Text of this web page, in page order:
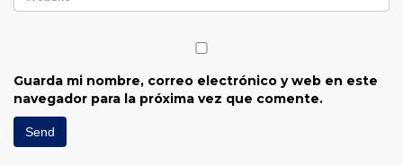
Guarda mi nombre, correo electrónico y web en este
navegador para la próxima vez que comente.